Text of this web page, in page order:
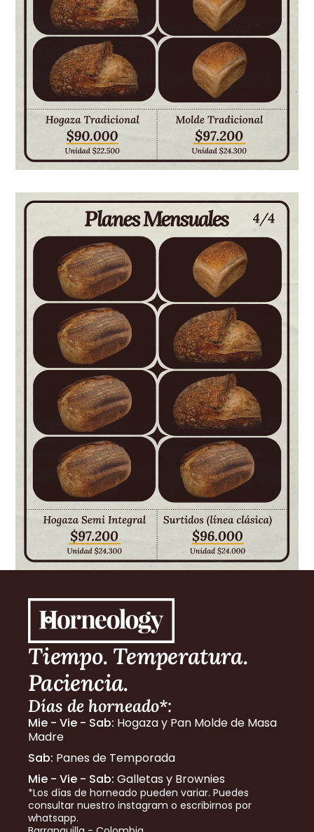
Tiempo. Temperatura.
Paciencia.
Días de horneado*:
Mie - Vie - Sab: Hogaza y Pan Molde de Masa
Madre
Sab: Panes de Temporada
Mie - Vie - Sab: Galletas y Brownies
*Los días de horneado pueden variar. Puedes
consultar nuestro instagram o escribirnos por
whatsapp.